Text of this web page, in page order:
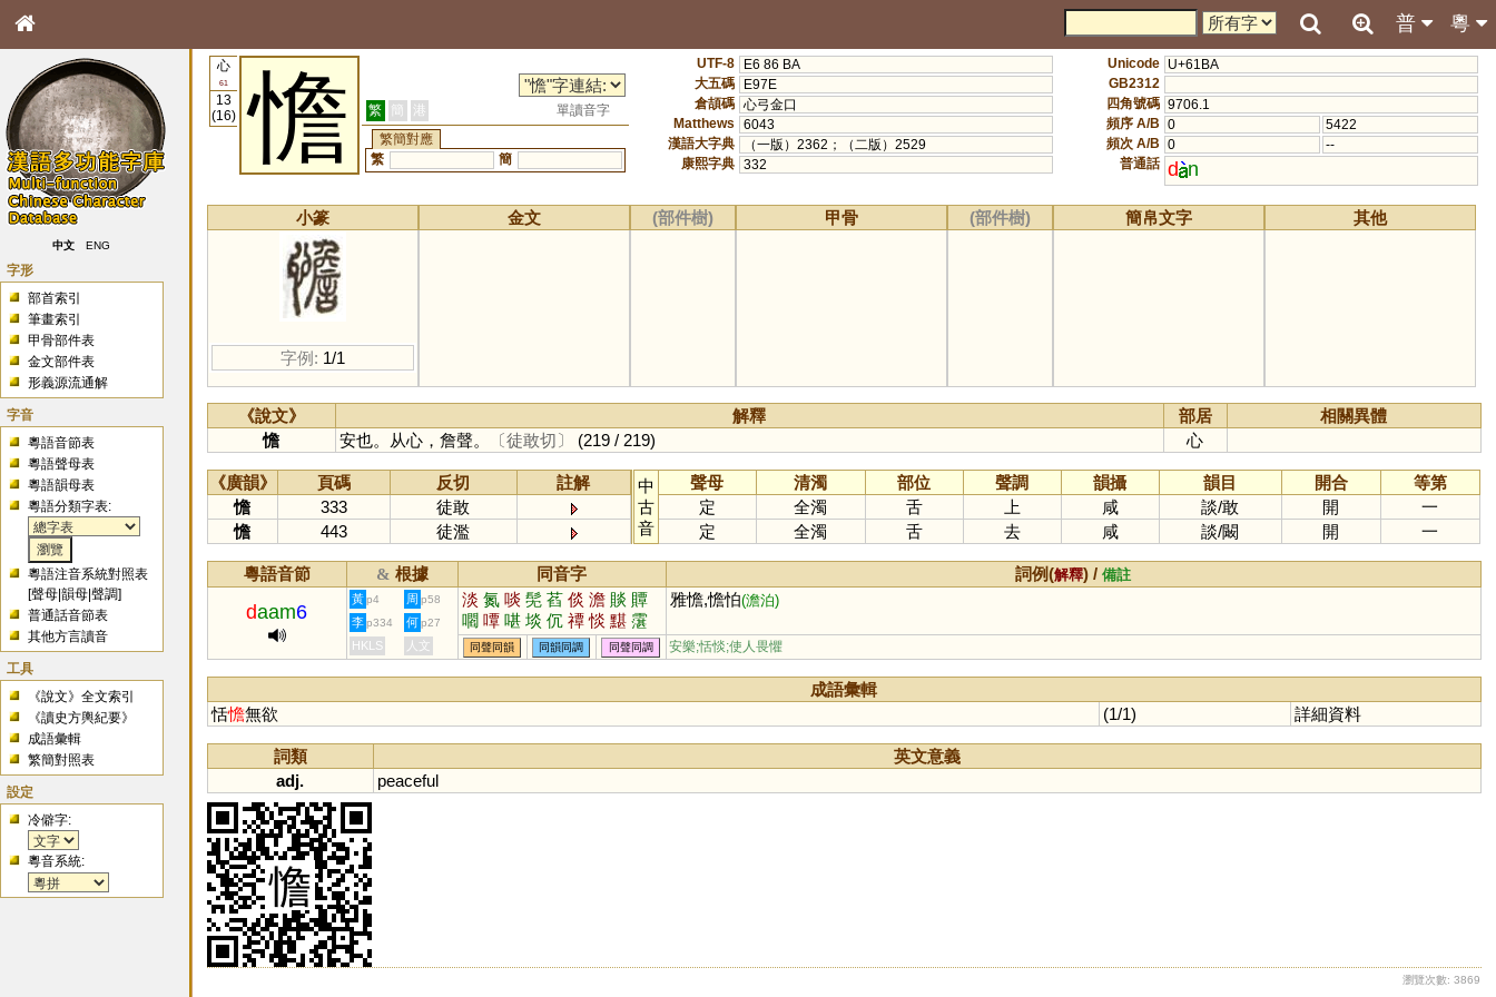
粵
普
中文 ENG
字形
部首索引
筆畫索引
甲骨部件表
金文部件表
形義源流通解
字音
粵語音節表
粵語聲母表
粵語韻母表
粵語分類字表:
粵語注音系統對照表
[聲母 |韻母 |聲調]
普通話音節表
其他方言讀音
工具
《說文》全文索引
《讀史方輿紀要》
成語彙輯
繁簡對照表
設定
冷僻字:
粵音系統:
心
61
13
(16)
憺 繁 簡 港
單讀音字
繁簡對應
繁
簡
UTF-8
E6 86 BA
大五碼
E97E
倉頡碼 心弓金口
Matthews
6043
漢語大字典
（一版）2362；（二版）2529
康熙字典 332
Unicode U+61BA
GB2312
四角號碼 9706.1
頻序 A/B 0
5422
頻次 A/B 0
--
普通話 d n
小篆
字例: 1/1
金文 (部件樹) 甲骨 (部件樹) 簡帛文字 其他
《說文》 解釋 部居
相關異體
憺
安也。从心，詹聲。 〔徒敢切〕 (219 / 219) 心
《廣韻》 頁碼 反切
註解
憺
333
徒敢
憺
443 徒濫
中
古
音
聲母 清濁 部位 聲調 韻攝 韻目 開合
等第
定
全濁 舌 上 咸 談/敢 開
一
定
全濁 舌 去 咸 談/闞 開 一
粵語音節 & 根據 同音字 詞例(解釋) /備註
daam6
黃 p4 周 p58 淡 氮 啖 髧 萏 倓 澹 賧 贉
嚪 嘾 啿 埮 伔 禫 惔 黮 霮
餤 噉 窞 啗
雅憺,憺怕(澹泊)
李 p334 何 p27
HKLS 人文 同聲同韻 同韻同調 同聲同調 安樂;恬惔;使人畏懼
成語彙輯
恬憺無欲 (1/1) 詳細資料
詞類
英文意義
adj.
peaceful
瀏覽次數: 3869